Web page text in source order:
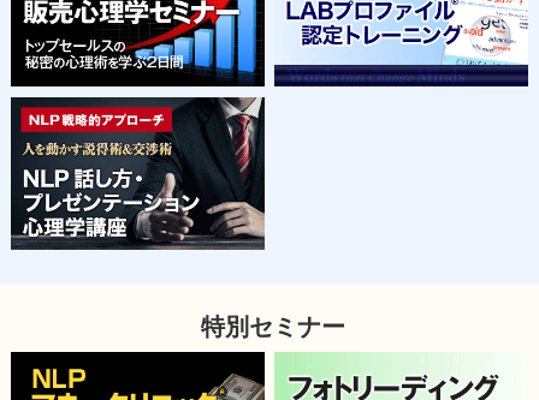
特別セミナー